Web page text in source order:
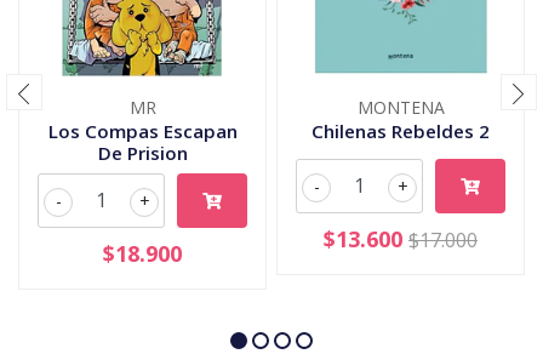
MR
Los Compas Escapan
De Prision
+
-
$18.900
MONTENA
Chilenas Rebeldes 2
+
-
$13.600 $17.000